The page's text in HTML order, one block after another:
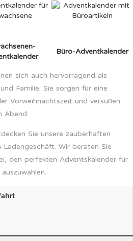
Büro-Adventkalender
sich auch hervorragend als
Familie. Sie sorgen für eine
Vorweihnachtszeit und versüßen
Abend.
Sie unsere zauberhaften
Ladengeschäft. Wir beraten Sie
den perfekten Adventskalender für